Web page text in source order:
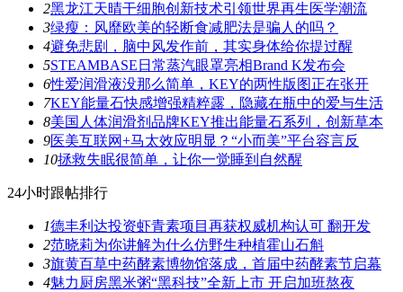
2黑龙江天晴干细胞创新技术引领世界再生医学潮流
3绿瘦：风靡欧美的轻断食减肥法是骗人的吗？
4避免悲剧，脑中风发作前，其实身体给你提过醒
5STEAMBASE日常蒸汽眼罩亮相Brand K发布会
6性爱润滑液没那么简单，KEY的两性版图正在张开
7KEY能量石快感增强精粹露，隐藏在瓶中的爱与生活
8美国人体润滑剂品牌KEY推出能量石系列，创新草本
9医美互联网+马太效应明显？“小而美”平台容言反
10拯救失眠很简单，让你一觉睡到自然醒
24小时跟帖排行
1德丰利达投资虾青素项目再获权威机构认可 翻开发
2范晓莉为你讲解为什么仿野生种植霍山石斛
3旗黄百草中药酵素博物馆落成，首届中药酵素节启幕
4魅力厨房黑米粥“黑科技”全新上市 开启加班熬夜